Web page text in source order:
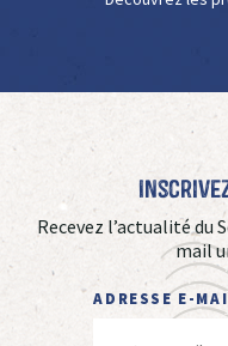
Recevez l’actualité du
mail
ADRESSE E-